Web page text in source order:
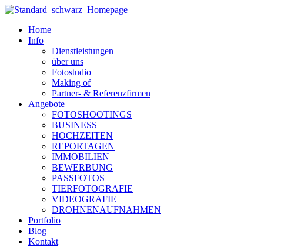
Zum
wechselnHome
Info
Dienstleistungen
über uns
Fotostudio
Making of
Partner- & Referenzfirmen
Angebote
FOTOSHOOTINGS
BUSINESS
HOCHZEITEN
REPORTAGEN
IMMOBILIEN
BEWERBUNG
PASSFOTOS
TIERFOTOGRAFIE
VIDEOGRAFIE
DROHNENAUFNAHMEN
Portfolio
Blog
Kontakt